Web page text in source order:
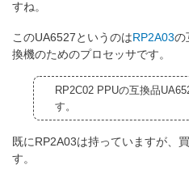
すね。
このUA6527というのは RP2A03の
換機のためのプロセッサです。
RP2C02 PPUの互換品
す。
既にRP2A03は持っていますが、
す。